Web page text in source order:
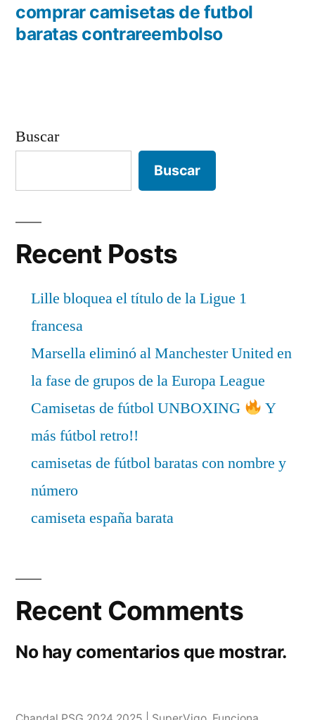
entradas
anterior:
comprar camisetas de futbol
baratas contrareembolso
Buscar
Buscar
Recent Posts
Lille bloquea el título de la Ligue 1
francesa
Marsella eliminó al Manchester United en
la fase de grupos de la Europa League
Camisetas de fútbol UNBOXING
Y
más fútbol retro!!
camisetas de fútbol baratas con nombre y
número
camiseta españa barata
Recent Comments
No hay comentarios que mostrar.